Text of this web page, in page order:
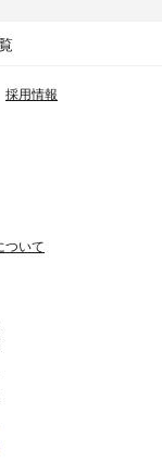
採用情報
ついて